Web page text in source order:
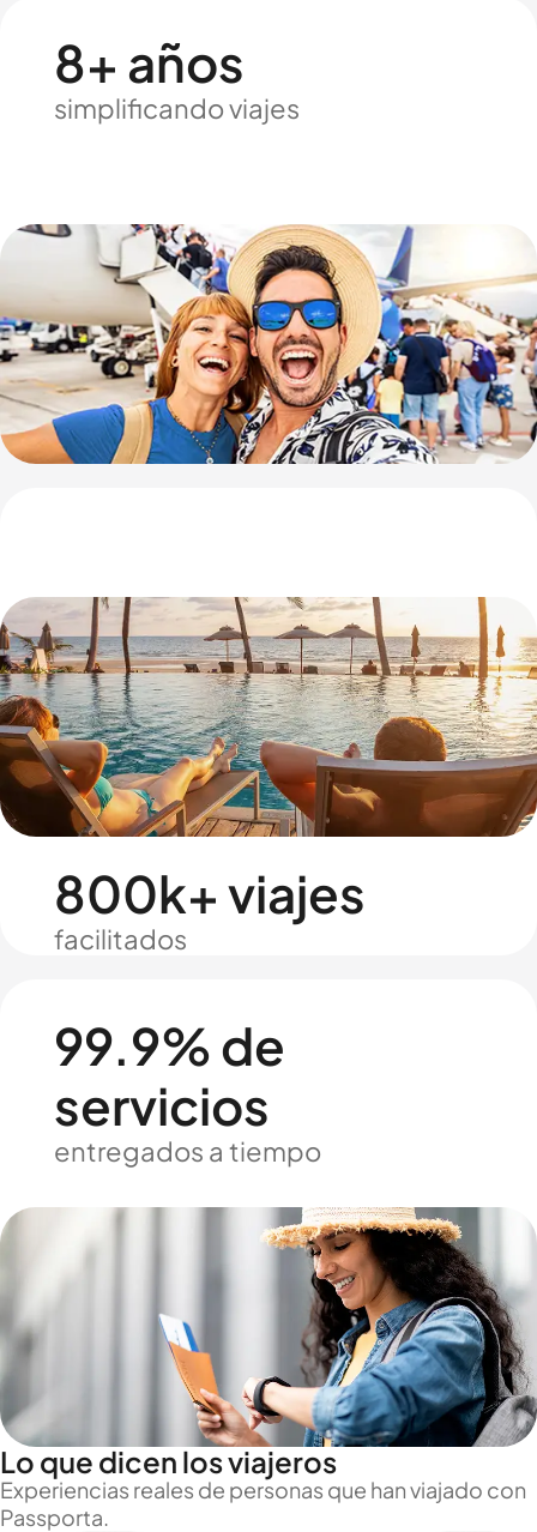
8+ años
simplificando viajes
800k+ viajes
facilitados
99.9% de
servicios
entregados a tiempo
Lo que dicen los viajeros
Experiencias reales de personas que han viajado con
Passporta.